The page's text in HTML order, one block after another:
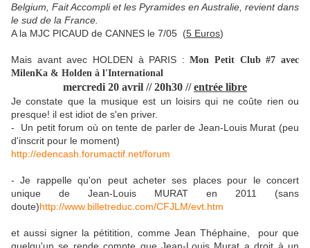
Belgium, Fait Accompli et les Pyramides en Australie, revient dans
le sud de la France.
A la MJC PICAUD de CANNES le 7/05 (5 Euros)
Mais avant avec HOLDEN à PARIS :Mon Petit Club #7 avec
MilenKa & Holden à l'International
mercredi 20 avril // 20h30 //entrée libre
Je constate que la musique est un loisirs qui ne coûte rien ou
presque! il est idiot de s'en priver.
- Un petit forum où on tente de parler de Jean-Louis Murat (peu
d'inscrit pour le moment)
http://edencash.forumactif.net/forum
- Je rappelle qu'on peut acheter ses places pour le concert
unique de Jean-Louis MURAT en 2011 (sans
doute)http://www.billetreduc.com/CFJLM/evt.htm
et aussi signer la pétitition, comme Jean Théphaine, pour que